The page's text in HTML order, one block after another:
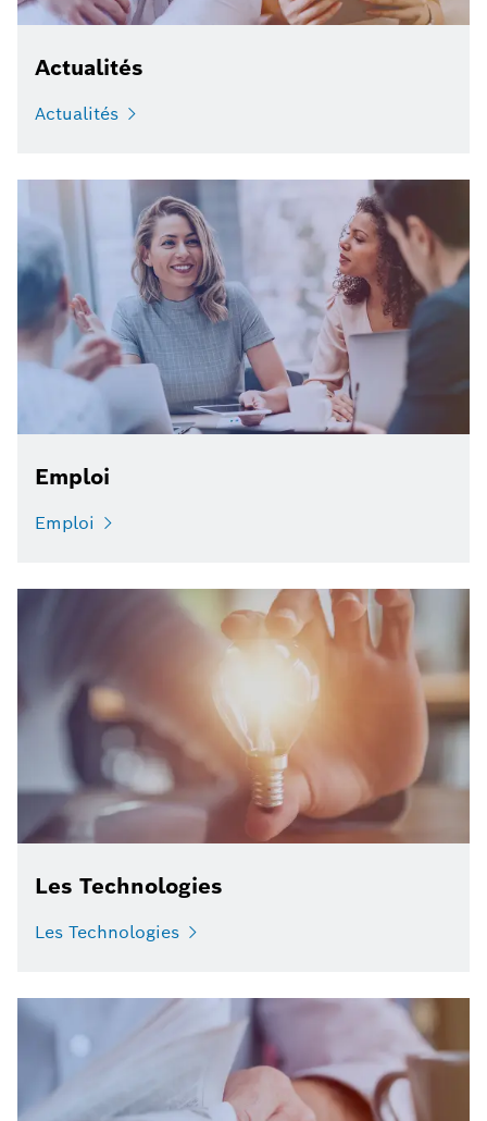
Actualités
Actualités
Emploi
Emploi
Les Technologies
Les Technologies